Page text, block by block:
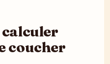
calculer
coucher